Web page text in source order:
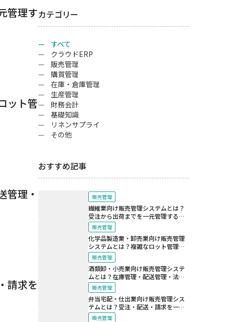
管理す
ット管
管理・
請求を
カテゴリー
すべて
クラウドERP
販売管理
購買管理
在庫・倉庫管理
生産管理
財務会計
基礎知識
リネンサプライ
その他
おすすめ記事
販売管理
繊維業向け販売管理システムとは？
受注から出荷までを一元管理する仕
組み
販売管理
化学品製造業・卸売業向け販売管理
システムとは？複雑なロット管理と
法規制対応を支える仕組み
販売管理
酒類卸・小売業向け販売管理システ
ムとは？在庫管理・配送管理・法令
対応を効率化する仕組み
販売管理
弁当宅配・仕出業向け販売管理シス
テムとは？受注・配送・請求を一元
化する仕組み
販売管理